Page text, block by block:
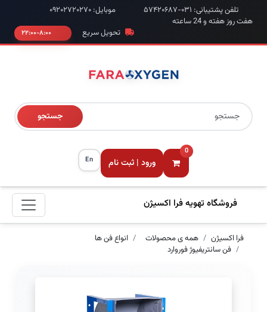
تلفن پشتیبانی: ۰۳۱-۵۷۴۲۰۶۸۷
موبایل: ۰۹۲۰۲۷۲۰۲۷۰
هفت روز هفته و 24 ساعته
تحویل سریع
جستجو
0
ورود | ثبت نام En
فروشگاه تهویه فرا اکسیژن
فرا اکسیژن همه ی محصولات
انواع فن ها
فن سانتریفیوژ فوروارد